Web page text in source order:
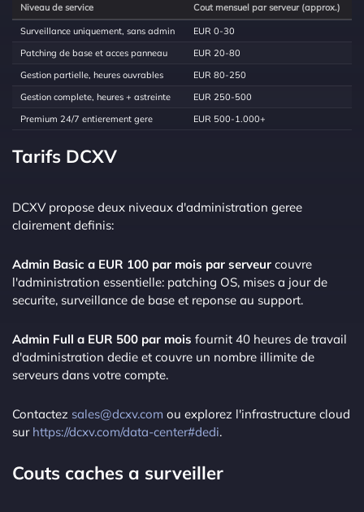
Niveau de service Cout mensuel par serveur (approx.)
Surveillance uniquement, sans admin
EUR 0-30
Patching de base et acces panneau
EUR 20-80
Gestion partielle, heures ouvrables
EUR 80-250
Gestion complete, heures + astreinte
EUR 250-500
Premium 24/7 entierement gere
EUR 500-1.000+
Tarifs DCXV
DCXV propose deux niveaux d'administration geree
clairement definis:
Admin Basic a EUR 100 par mois par serveur couvre
l'administration essentielle: patching OS, mises a jour de
securite, surveillance de base et reponse au support.
Admin Full a EUR 500 par mois fournit 40 heures de travail
d'administration dedie et couvre un nombre illimite de
serveurs dans votre compte.
Contactez sales@dcxv.com ou explorez l'infrastructure cloud
sur https://dcxv.com/data-center#dedi.
Couts caches a surveiller